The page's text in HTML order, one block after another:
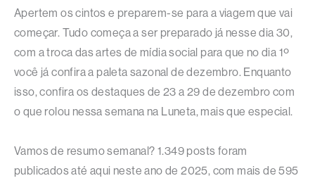
Apertem os cintos e preparem-se para a viagem que vai
começar. Tudo começa a ser preparado já nesse dia 30,
com a troca das artes de mídia social para que no dia 1º
você já confira a paleta sazonal de dezembro. Enquanto
isso, confira os destaques de 23 a 29 de dezembro com
o que rolou nessa semana na Luneta, mais que especial.
Vamos de resumo semanal? 1.349 posts foram
publicados até aqui neste ano de 2025, com mais de 595